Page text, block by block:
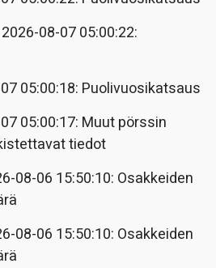
08-07 05:00:22:
05:00:18: Puolivuosikatsaus
05:00:17: Muut pörssin
tiedot
08-06 15:50:10: Osakkeiden
08-06 15:50:10: Osakkeiden